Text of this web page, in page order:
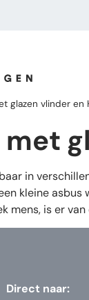
glazen vlinder en
in
kleine
mens, is er
Direct naar: